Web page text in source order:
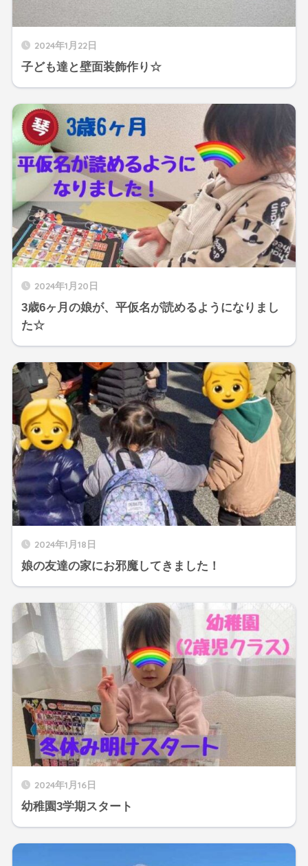
2024年1月22日
子ども達と壁面装飾作り☆
2024年1月20日
3歳6ヶ月の娘が、平仮名が読めるようになりまし
た☆
2024年1月18日
娘の友達の家にお邪魔してきました！
2024年1月16日
幼稚園3学期スタート